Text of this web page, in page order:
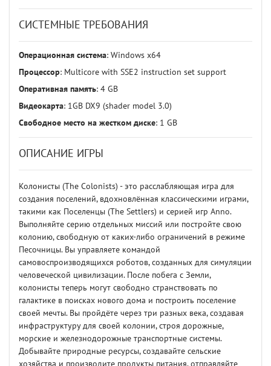
СИСТЕМНЫЕ ТРЕБОВАНИЯ
Операционная система: Windows x64
Процессор: Multicore with SSE2 instruction set support
Оперативная память: 4 GB
Видеокарта: 1GB DX9 (shader model 3.0)
Свободное место на жестком диске: 1 GB
ОПИСАНИЕ ИГРЫ
Колонисты (The Colonists) - это расслабляющая игра для
создания поселений, вдохновлённая классическими играми,
такими как Поселенцы (The Settlers) и серией игр Anno.
Выполняйте серию отдельных миссий или постройте свою
колонию, свободную от каких-либо ограничений в режиме
Песочницы. Вы управляете командой
самовоспроизводящихся роботов, созданных для симуляции
человеческой цивилизации. После побега с Земли,
колонисты теперь могут свободно странствовать по
галактике в поисках нового дома и построить поселение
своей мечты. Вы пройдёте через три разных века, создавая
инфраструктуру для своей колонии, строя дорожные,
морские и железнодорожные транспортные системы.
Добывайте природные ресурсы, создавайте сельские
хозяйства и производите продукты питания, отправляйте